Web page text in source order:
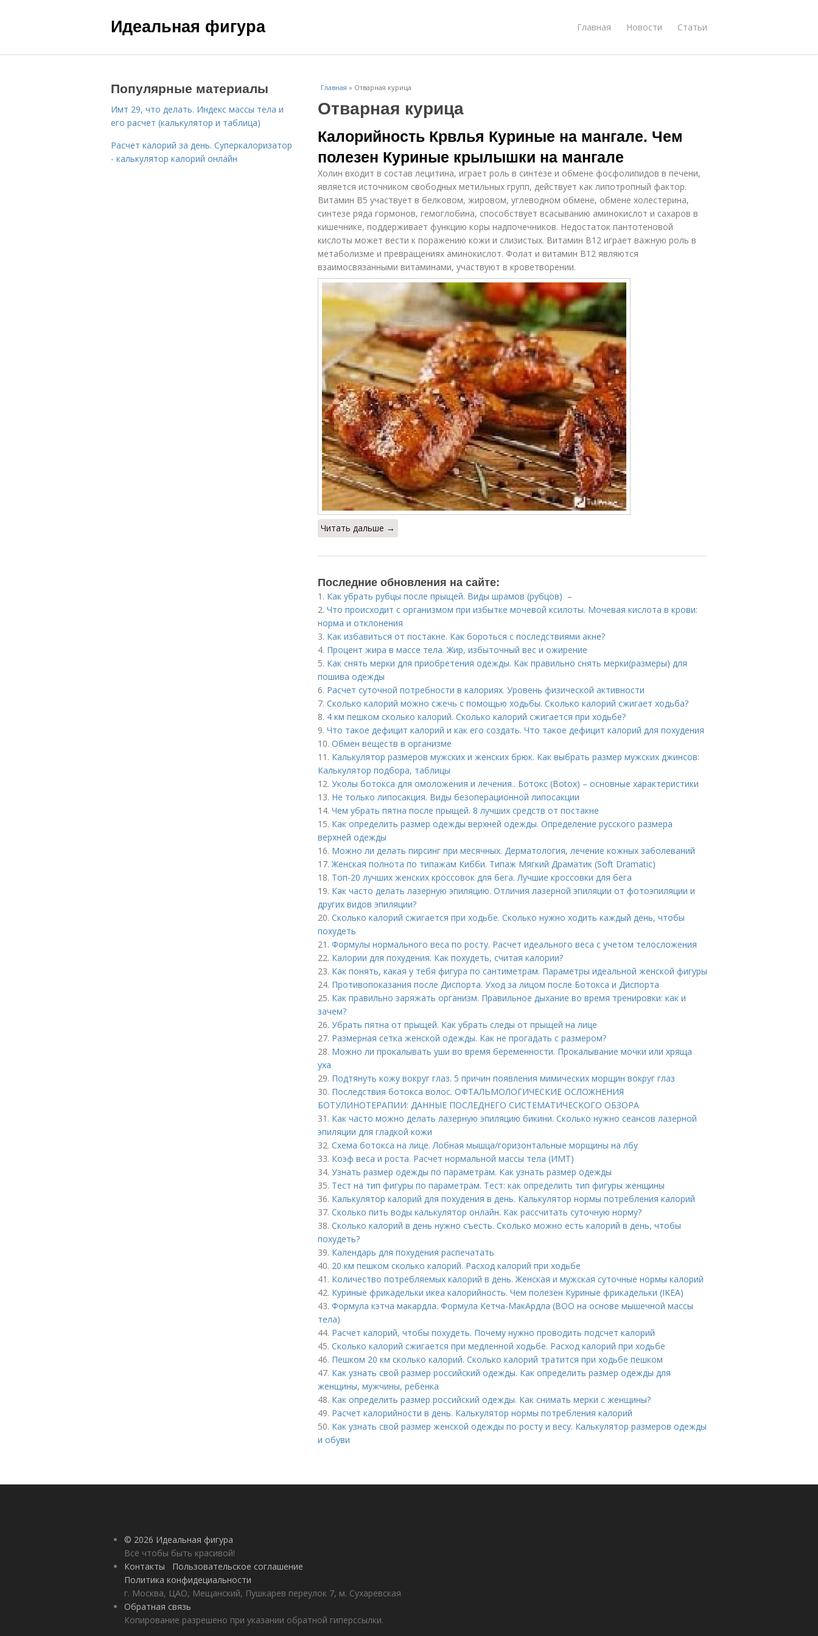
Идеальная фигура Главная Новости Статьи
Главная » Отварная курица
Отварная курица
Калорийность Крвлья Куриные на мангале. Чем
полезен Куриные крылышки на мангале
Холин входит в состав лецитина, играет роль в синтезе и обмене фосфолипидов в печени,
является источником свободных метильных групп, действует как липотропный фактор.
Витамин В5 участвует в белковом, жировом, углеводном обмене, обмене холестерина,
синтезе ряда гормонов, гемоглобина, способствует всасыванию аминокислот и сахаров в
кишечнике, поддерживает функцию коры надпочечников. Недостаток пантотеновой
кислоты может вести к поражению кожи и слизистых. Витамин В12 играет важную роль в
метаболизме и превращениях аминокислот. Фолат и витамин В12 являются
взаимосвязанными витаминами, участвуют в кроветворении.
Читать дальше →
Последние обновления на сайте:
1. Как убрать рубцы после прыщей. Виды шрамов (рубцов) –
2. Что происходит с организмом при избытке мочевой ксилоты. Мочевая кислота в крови:
норма и отклонения
3. Как избавиться от постакне. Как бороться с последствиями акне?
4. Процент жира в массе тела. Жир, избыточный вес и ожирение
5. Как снять мерки для приобретения одежды. Как правильно снять мерки(размеры) для
пошива одежды
6. Расчет суточной потребности в калориях. Уровень физической активности
7. Сколько калорий можно сжечь с помощью ходьбы. Сколько калорий сжигает ходьба?
8. 4 км пешком сколько калорий. Сколько калорий сжигается при ходьбе?
9. Что такое дефицит калорий и как его создать. Что такое дефицит калорий для похудения
10. Обмен веществ в организме
11. Калькулятор размеров мужских и женских брюк. Как выбрать размер мужских джинсов:
Калькулятор подбора, таблицы
12. Уколы ботокса для омоложения и лечения.. Ботокс (Botox) – основные характеристики
13. Не только липосакция. Виды безоперационной липосакции
14. Чем убрать пятна после прыщей. 8 лучших средств от постакне
15. Как определить размер одежды верхней одежды. Определение русского размера
верхней одежды
16. Можно ли делать пирсинг при месячных. Дерматология, лечение кожных заболеваний
17.Женская полнота по типажам Кибби. Типаж Мягкий Драматик (Soft Dramatic)
18. Топ-20 лучших женских кроссовок для бега. Лучшие кроссовки для бега
19. Как часто делать лазерную эпиляцию. Отличия лазерной эпиляции от фотоэпиляции и
других видов эпиляции?
20. Сколько калорий сжигается при ходьбе. Сколько нужно ходить каждый день, чтобы
похудеть
21. Формулы нормального веса по росту. Расчет идеального веса с учетом телосложения
22. Калории для похудения. Как похудеть, считая калории?
23. Как понять, какая у тебя фигура по сантиметрам. Параметры идеальной женской фигуры
24. Противопоказания после Диспорта. Уход за лицом после Ботокса и Диспорта
25. Как правильно заряжать организм. Правильное дыхание во время тренировки: как и
зачем?
26. Убрать пятна от прыщей. Как убрать следы от прыщей на лице
27. Размерная сетка женской одежды. Как не прогадать с размером?
28. Можно ли прокалывать уши во время беременности. Прокалывание мочки или хряща
уха
29. Подтянуть кожу вокруг глаз. 5 причин появления мимических морщин вокруг глаз
30. Последствия ботокса волос. ОФТАЛЬМОЛОГИЧЕСКИЕ ОСЛОЖНЕНИЯ
БОТУЛИНОТЕРАПИИ: ДАННЫЕ ПОСЛЕДНЕГО СИСТЕМАТИЧЕСКОГО ОБЗОРА
31. Как часто можно делать лазерную эпиляцию бикини. Сколько нужно сеансов лазерной
эпиляции для гладкой кожи
32. Схема ботокса на лице. Лобная мышца/горизонтальные морщины на лбу
33. Коэф веса и роста. Расчет нормальной массы тела (ИМТ)
34. Узнать размер одежды по параметрам. Как узнать размер одежды
35. Тест на тип фигуры по параметрам. Тест: как определить тип фигуры женщины
36. Калькулятор калорий для похудения в день. Калькулятор нормы потребления калорий
37. Сколько пить воды калькулятор онлайн. Как рассчитать суточную норму?
38. Сколько калорий в день нужно съесть. Сколько можно есть калорий в день, чтобы
похудеть?
39. Календарь для похудения распечатать
40. 20 км пешком сколько калорий. Расход калорий при ходьбе
41. Количество потребляемых калорий в день. Женская и мужская суточные нормы калорий
42. Куриные фрикадельки икеа калорийность. Чем полезен Куриные фрикадельки (IKEA)
43. Формула кэтча макардла. Формула Кетча-МакАрдла (ВОО на основе мышечной массы
тела)
44. Расчет калорий, чтобы похудеть. Почему нужно проводить подсчет калорий
45. Сколько калорий сжигается при медленной ходьбе. Расход калорий при ходьбе
46. Пешком 20 км сколько калорий. Сколько калорий тратится при ходьбе пешком
47. Как узнать свой размер российский одежды. Как определить размер одежды для
женщины, мужчины, ребенка
48. Как определить размер российский одежды. Как снимать мерки с женщины?
49. Расчет калорийности в день. Калькулятор нормы потребления калорий
50. Как узнать свой размер женской одежды по росту и весу. Калькулятор размеров одежды
и обуви
Популярные материалы
Имт 29, что делать. Индекс массы тела и
его расчет (калькулятор и таблица)
Расчет калорий за день. Суперкалоризатор
- калькулятор калорий онлайн
© 2026 Идеальная фигура
Всё чтобы быть красивой!
Контакты
Пользовательское соглашение
Политика конфидециальности
г. Москва, ЦАО, Мещанский, Пушкарев переулок 7, м. Сухаревская
Обратная связь
Копирование разрешено при указании обратной гиперссылки.